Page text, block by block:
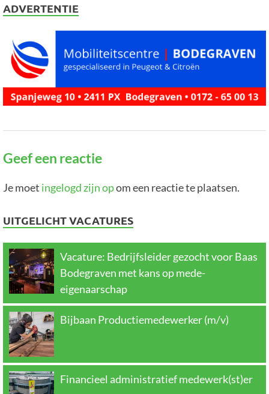
ADVERTENTIE
Geef een reactie
Je moet ingelogd zijn opom een reactie te plaatsen.
UITGELICHT VACATURES
Vacature: Bedrijfsleider gezocht voor Baas
Bodegraven met kans op mede-
eigenaarschap
Bijbaan Productiemedewerker (m/v)
Financieel administratief medewerk(st)er